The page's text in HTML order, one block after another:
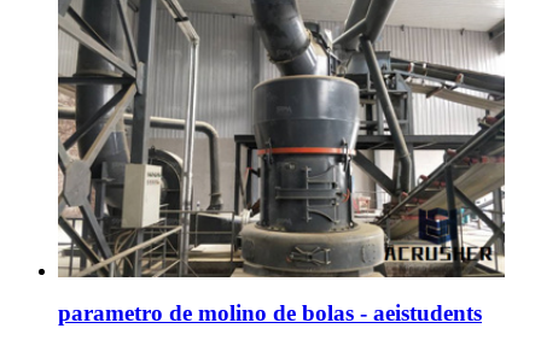
parametro de molino de bolas - aeistudents